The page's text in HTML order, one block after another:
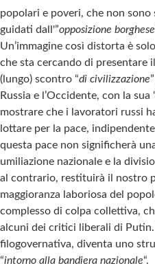
popolari e poveri, che non
guidati dall'”opposizione borghese
Un’immagine così distorta è
che sta cercando di presentare
(lungo) scontro “di civilizzazione
Russia e l’Occidente, con la sua
mostrare che i lavoratori russi
lottare per la pace,
questa pace non significherà
umiliazione nazionale e la
al contrario, restituirà il nostro
maggioranza laboriosa del
complesso di colpa collettiva,
alcuni dei critici liberali di
filogovernativa, diventa uno
“intorno alla bandiera nazionale“.